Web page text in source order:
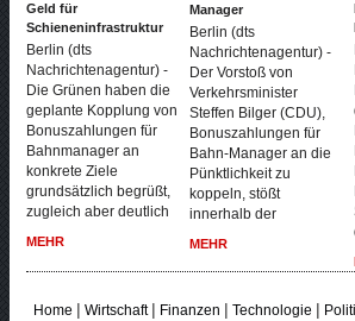
Geld für
Schieneninfrastruktur
Berlin (dts
Nachrichtenagentur) -
Die Grünen haben die
geplante Kopplung von
Bonuszahlungen für
Bahnmanager an
konkrete Ziele
grundsätzlich begrüßt,
zugleich aber deutlich
MEHR
Manager
Berlin (dts
Nachrichtenagentur) -
Der Vorstoß von
Verkehrsminister
Steffen Bilger (CDU),
Bonuszahlungen für
Bahn-Manager an die
Pünktlichkeit zu
koppeln, stößt
innerhalb der
MEHR
Home|Wirtschaft| Finanzen|Technologie|